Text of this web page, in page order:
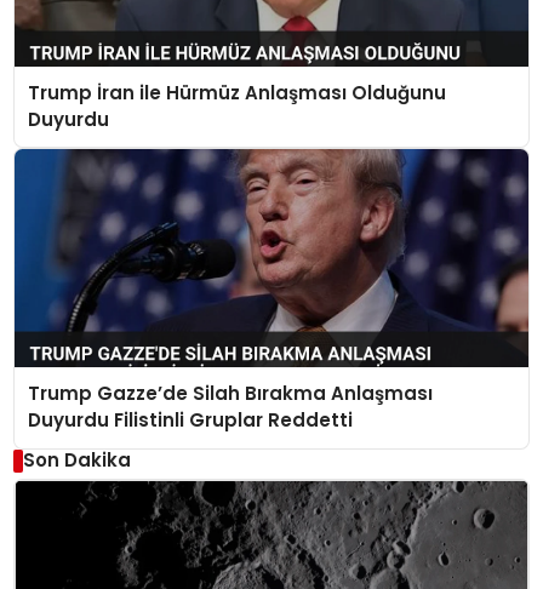
Trump İran ile Hürmüz Anlaşması Olduğunu
Duyurdu
Trump Gazze’de Silah Bırakma Anlaşması
Duyurdu Filistinli Gruplar Reddetti
Son Dakika